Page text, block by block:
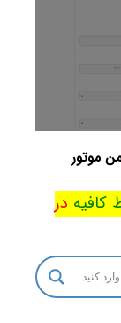
موتور
کافیه در